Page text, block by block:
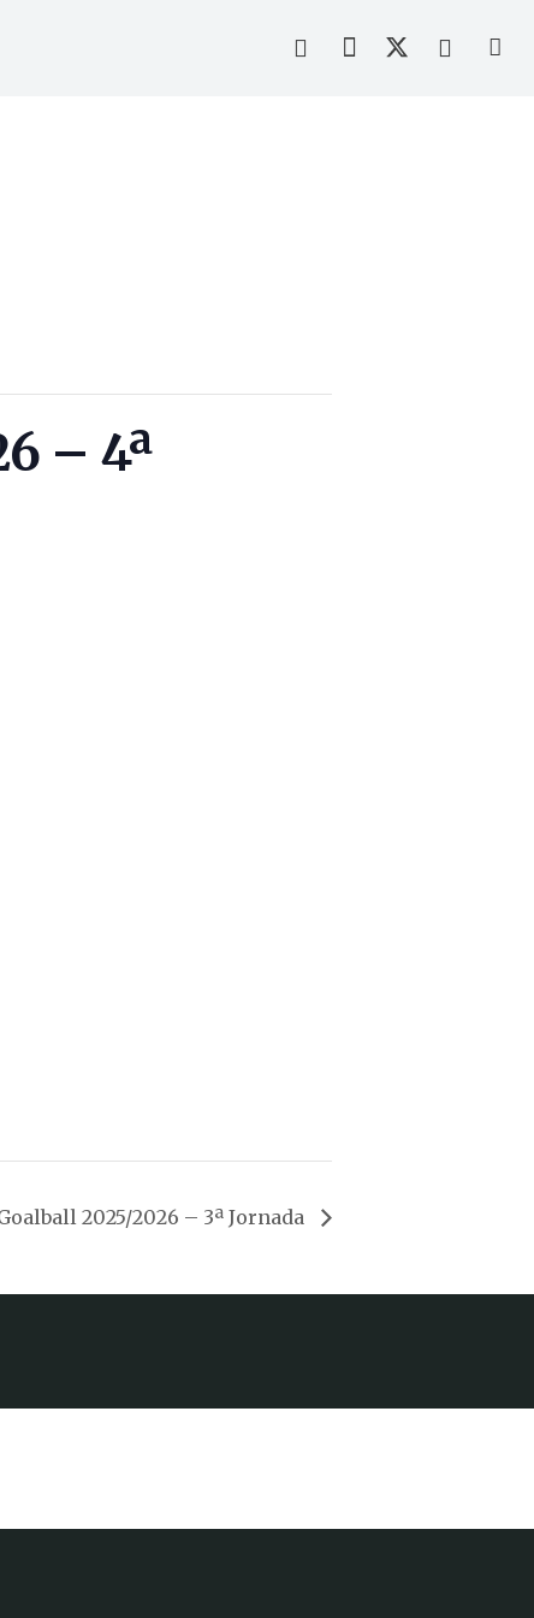
– 4ª
2025/2026 – 3ª Jornada